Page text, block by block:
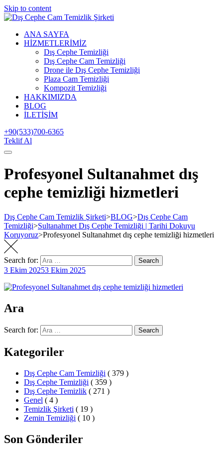
Skip to content
ANA SAYFA
HİZMETLERİMİZ
Dış Cephe Temizliği
Dış Cephe Cam Temizliği
Drone ile Dış Cephe Temizliği
Plaza Cam Temizliği
Kompozit Temizliği
HAKKIMIZDA
BLOG
İLETİŞİM
+90(533)700-6365
Teklif Al
Profesyonel Sultanahmet dış
cephe temizliği hizmetleri
Dış Cephe Cam Temizlik Şirketi>BLOG>Dış Cephe Cam
Temizliği>Sultanahmet Dış Cephe Temizliği | Tarihi Dokuyu
Koruyoruz>Profesyonel Sultanahmet dış cephe temizliği hizmetleri
Search for: Search
3 Ekim 20253 Ekim 2025
Ara
Search for: Search
Kategoriler
Dış Cephe Cam Temizliği ( 379 )
Dış Cephe Temizliği ( 359 )
Dış Cephe Temizlik ( 271 )
Genel ( 4 )
Temizlik Şirketi ( 19 )
Zemin Temizliği ( 10 )
Son Gönderiler